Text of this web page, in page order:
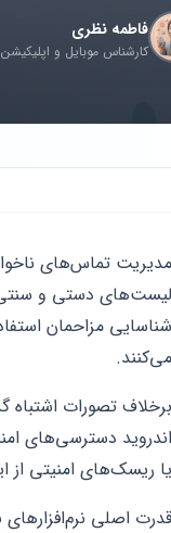
فاطمه نظری
کارشناس موبایل و اپلیکیشن
مدیریت تماس‌های
لیست‌های دستی و سنتی
شناسایی مزاحمان
می‌کنند.
برخلاف تصورات اشتباه
اندروید دسترسی‌های
یا ریسک‌های امنیتی از
قدرت اصلی